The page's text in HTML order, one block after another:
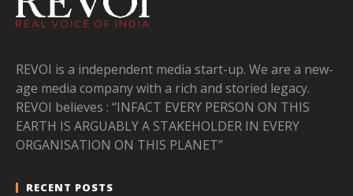
REVOI is a independent media start-up. We are a new-
age media company with a rich and storied legacy.
REVOI believes : “INFACT EVERY PERSON ON THIS
EARTH IS ARGUABLY A STAKEHOLDER IN EVERY
ORGANISATION ON THIS PLANET”
RECENT POSTS